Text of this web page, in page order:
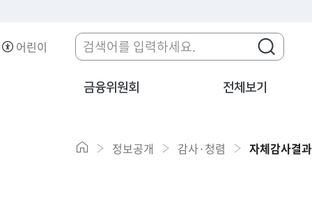
어린이
금융위원회 전체보기
정보공개 감사·청렴 자체감사결과